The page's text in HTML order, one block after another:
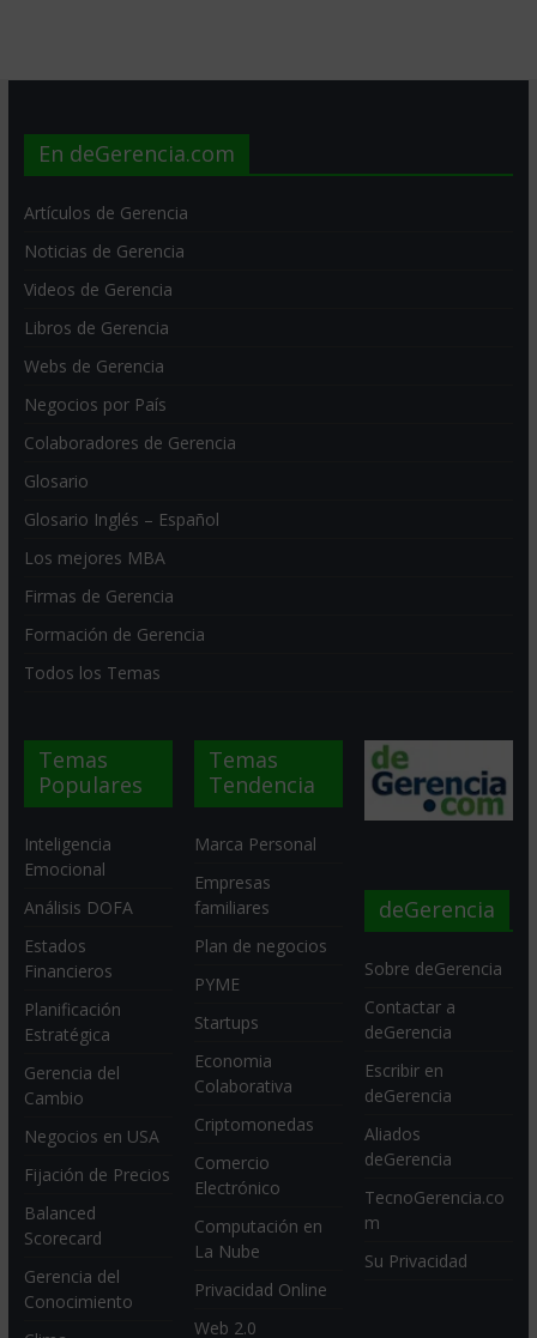
En deGerencia.com
Artículos de Gerencia
Noticias de Gerencia
Videos de Gerencia
Libros de Gerencia
Webs de Gerencia
Negocios por País
Colaboradores de Gerencia
Glosario
Glosario Inglés – Español
Los mejores MBA
Firmas de Gerencia
Formación de Gerencia
Todos los Temas
Temas
Populares
Inteligencia
Emocional
Análisis DOFA
Estados
Financieros
Planificación
Estratégica
Gerencia del
Cambio
Negocios en USA
Fijación de Precios
Balanced
Scorecard
Gerencia del
Conocimiento
Temas
Tendencia
Marca Personal
Empresas
familiares
Plan de negocios
PYME
Startups
Economia
Colaborativa
Criptomonedas
Comercio
Electrónico
Computación en
La Nube
Privacidad Online
Web 2.0
deGerencia
Sobre deGerencia
Contactar a
deGerencia
Escribir en
deGerencia
Aliados
deGerencia
TecnoGerencia.co
m
Su Privacidad